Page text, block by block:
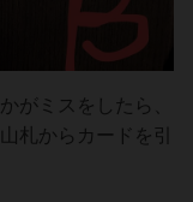
がミスをしたら、
札からカードを引